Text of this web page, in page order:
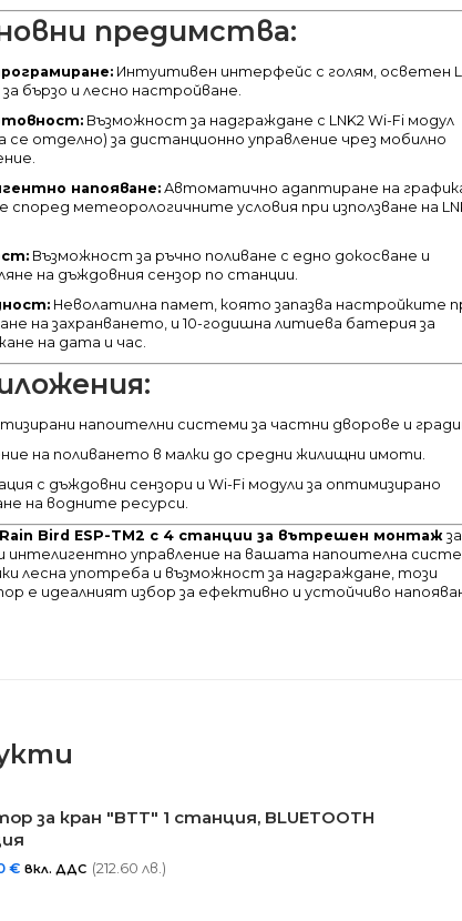
предимства:
Интуитивен интерфейс с голям, осветен
за бързо и лесно настройване.
Възможност за надграждане с LNK2 Wi-Fi модул
се отделно) за дистанционно управление чрез мобилно
напояване: Автоматично адаптиране на
според метеорологичните условия при използване на
Възможност за ръчно поливане с едно докосване и
на дъждовния сензор по станции.
Неволатилна памет, която запазва настройките
на захранването, и 10-годишна литиева батерия за
на дата и час.
напоителни системи за частни дворове и
на поливането в малки до средни жилищни имоти.
с дъждовни сензори и Wi-Fi модули за оптимизирано
на водните ресурси.
Rain Bird ESP-TM2 с 4 станции за вътрешен монтаж за
интелигентно управление на вашата напоителна
лесна употреба и възможност за надграждане, този
е идеалният избор за ефективно и устойчиво
за кран "BTT" 1 станция, BLUETOOTH
€ вкл. ДДС (212.60 лв.)